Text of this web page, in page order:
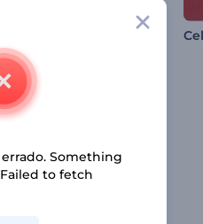
Something
to fetch